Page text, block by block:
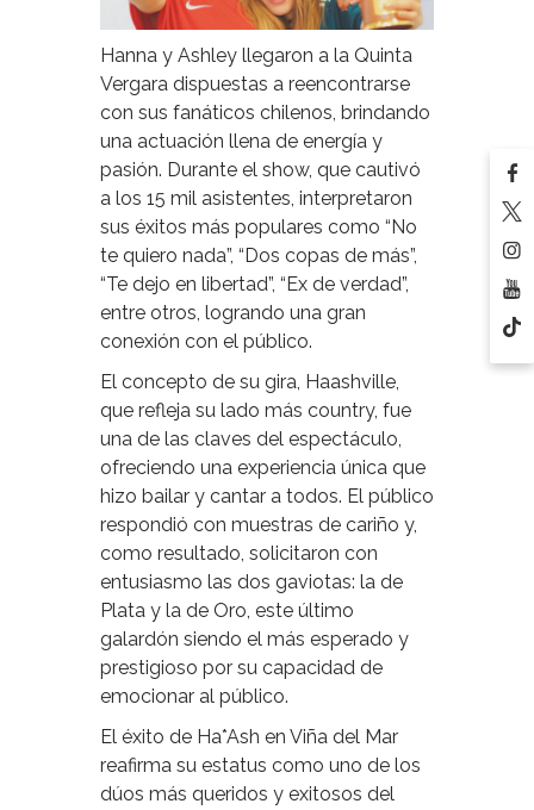
Hanna y Ashley llegaron a la Quinta
Vergara dispuestas a reencontrarse
con sus fanáticos chilenos, brindando
una actuación llena de energía y
pasión. Durante el show, que cautivó
a los 15 mil asistentes, interpretaron
sus éxitos más populares como “No
te quiero nada”, “Dos copas de más”,
“Te dejo en libertad”, “Ex de verdad”,
entre otros, logrando una gran
conexión con el público.
El concepto de su gira, Haashville,
que refleja su lado más country, fue
una de las claves del espectáculo,
ofreciendo una experiencia única que
hizo bailar y cantar a todos. El público
respondió con muestras de cariño y,
como resultado, solicitaron con
entusiasmo las dos gaviotas: la de
Plata y la de Oro, este último
galardón siendo el más esperado y
prestigioso por su capacidad de
emocionar al público.
El éxito de Ha*Ash en Viña del Mar
reafirma su estatus como uno de los
dúos más queridos y exitosos del